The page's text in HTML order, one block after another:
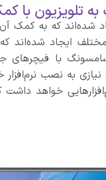
با
شده‌اند که به
ایجاد شده‌اند که
با فیچر‌های
به نصب
خواهد